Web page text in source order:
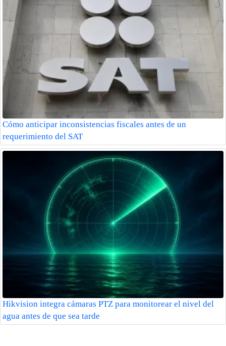
Cómo anticipar inconsistencias fiscales antes de un
requerimiento del SAT
Hikvision integra cámaras PTZ para monitorear el nivel del
agua antes de que sea tarde